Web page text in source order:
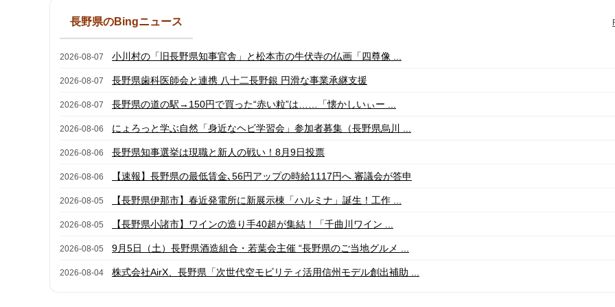
長野県のBingニュース
2026-08-07 小川村の「旧長野県知事官舎」と松本市の牛伏寺の仏画「四尊像 ...
2026-08-07 長野県歯科医師会と連携 八十二長野銀 円滑な事業承継支援
2026-08-07 長野県の道の駅→150円で買った“赤い粒”は……「懐かしいぃー ...
2026-08-06 にょろっと学ぶ自然「身近なヘビ学習会」参加者募集（長野県烏川 ...
2026-08-06 長野県知事選挙は現職と新人の戦い！8月9日投票
2026-08-06 【速報】長野県の最低賃金､56円アップの時給1117円へ 審議会が答申
2026-08-05 【長野県伊那市】春近発電所に新展示棟「ハルミナ」誕生！工作 ...
2026-08-05 【長野県小諸市】ワインの造り手40超が集結！「千曲川ワイン ...
2026-08-05 9月5日（土）長野県酒造組合・若葉会主催 “長野県のご当地グルメ ...
2026-08-04 株式会社AirX、長野県「次世代空モビリティ活用信州モデル創出補助 ...